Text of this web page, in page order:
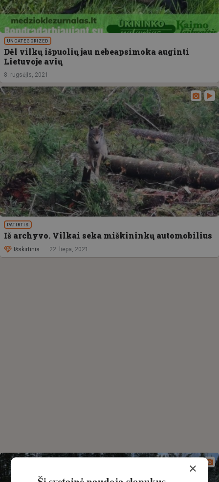
UNCATEGORIZED
Dėl vilkų išpuolių jau nebeapsimoka auginti
Lietuvoje avių
8. rugsėjis, 2021
PATIRTIS
Iš archyvo. Vilkai seka miškininkų automobilius
Išskirtinis 22. liepa, 2021
×